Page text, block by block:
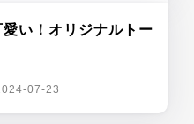
い！オリジナルトー
07-23